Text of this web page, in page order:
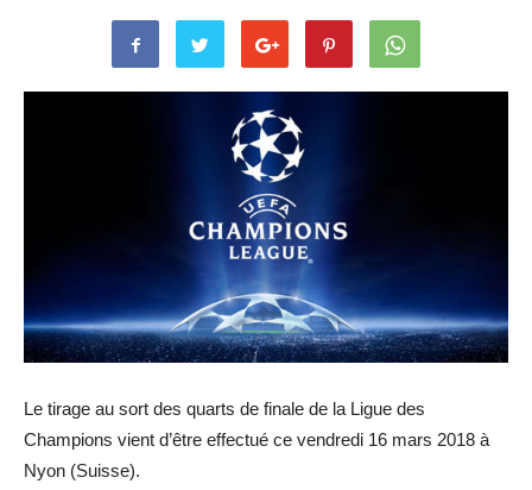
Le tirage au sort des quarts de finale de la Ligue des
Champions vient d’être effectué ce vendredi 16 mars 2018 à
Nyon (Suisse).